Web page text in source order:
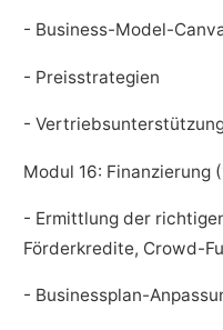
- Business-Model-
- Preisstrategien
-
Modul 16: Finanzierung
- Ermittlung der
Förderkredite, Crowd-
- Businessplan-